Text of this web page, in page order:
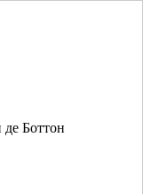
Боттон